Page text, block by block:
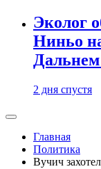
Эколог
Ниньо
Дальнем
2 дня спустя
Главная
Политика
Вучич